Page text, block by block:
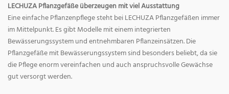
LECHUZA Pflanzgefäße überzeugen mit viel Ausstattung
Eine einfache Pflanzenpflege steht bei LECHUZA Pflanzgefäßen immer
im Mittelpunkt. Es gibt Modelle mit einem integrierten
Bewässerungssystem und entnehmbaren Pflanzeinsätzen. Die
Pflanzgefäße mit Bewässerungssystem sind besonders beliebt, da sie
die Pflege enorm vereinfachen und auch anspruchsvolle Gewächse
gut versorgt werden.